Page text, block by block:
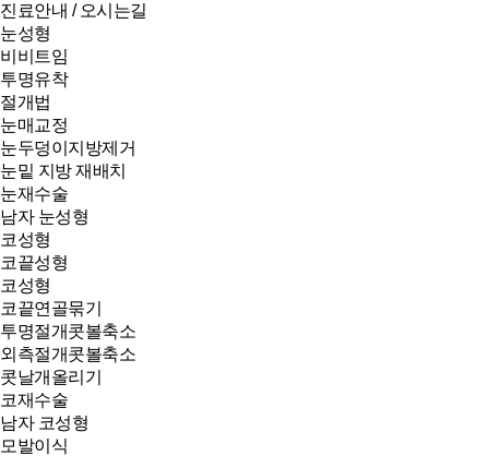
진료안내 / 오시는길
눈성형
비비트임
투명유착
절개법
눈매교정
눈두덩이지방제거
눈밑 지방 재배치
눈재수술
남자 눈성형
코성형
코끝성형
코성형
코끝연골묶기
투명절개콧볼축소
외측절개콧볼축소
콧날개올리기
코재수술
남자 코성형
모발이식